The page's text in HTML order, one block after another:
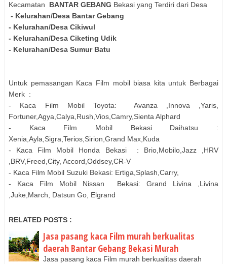
Kecamatan
BANTAR GEBANG Bekasi yang Terdiri dari Desa
- Kelurahan/Desa Bantar Gebang
- Kelurahan/Desa Cikiwul
- Kelurahan/Desa Ciketing Udik
- Kelurahan/Desa Sumur Batu
Untuk pemasangan Kaca Film mobil biasa kita untuk Berbagai
Merk :
- Kaca Film Mobil Toyota: Avanza ,Innova ,Yaris,
Fortuner,Agya,Calya,Rush,Vios,Camry,Sienta Alphard
- Kaca Film Mobil Bekasi Daihatsu :
Xenia,Ayla,Sigra,Terios,Sirion,Grand Max,Kuda
- Kaca Film Mobil Honda Bekasi : Brio,Mobilo,Jazz ,HRV
,BRV,Freed,City, Accord,Oddsey,CR-V
- Kaca Film Mobil Suzuki Bekasi: Ertiga,Splash,Carry,
- Kaca Film Mobil Nissan Bekasi: Grand Livina ,Livina
,Juke,March, Datsun Go, Elgrand
RELATED POSTS :
Jasa pasang kaca Film murah berkualitas
daerah Bantar Gebang Bekasi Murah
Jasa pasang kaca Film murah berkualitas daerah